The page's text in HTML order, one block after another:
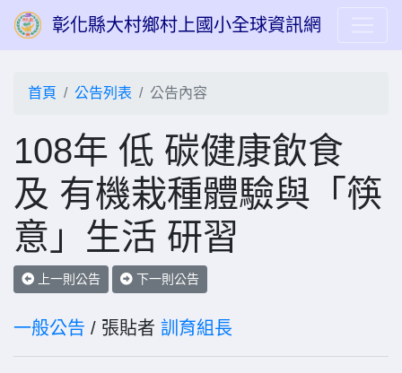
彰化縣大村鄉村上國小全球資訊網
首頁 公告列表 公告內容
108年 低 碳健康飲食
及 有機栽種體驗與「筷
意」生活 研習
上一則公告 下一則公告
一般公告 / 張貼者 訓育組長